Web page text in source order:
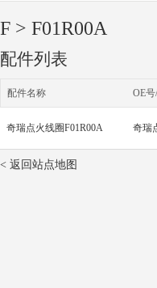
F > F01R00A
配件列表
配件名称 OE
奇瑞点火线圈F01R00A 奇瑞
< 返回站点地图